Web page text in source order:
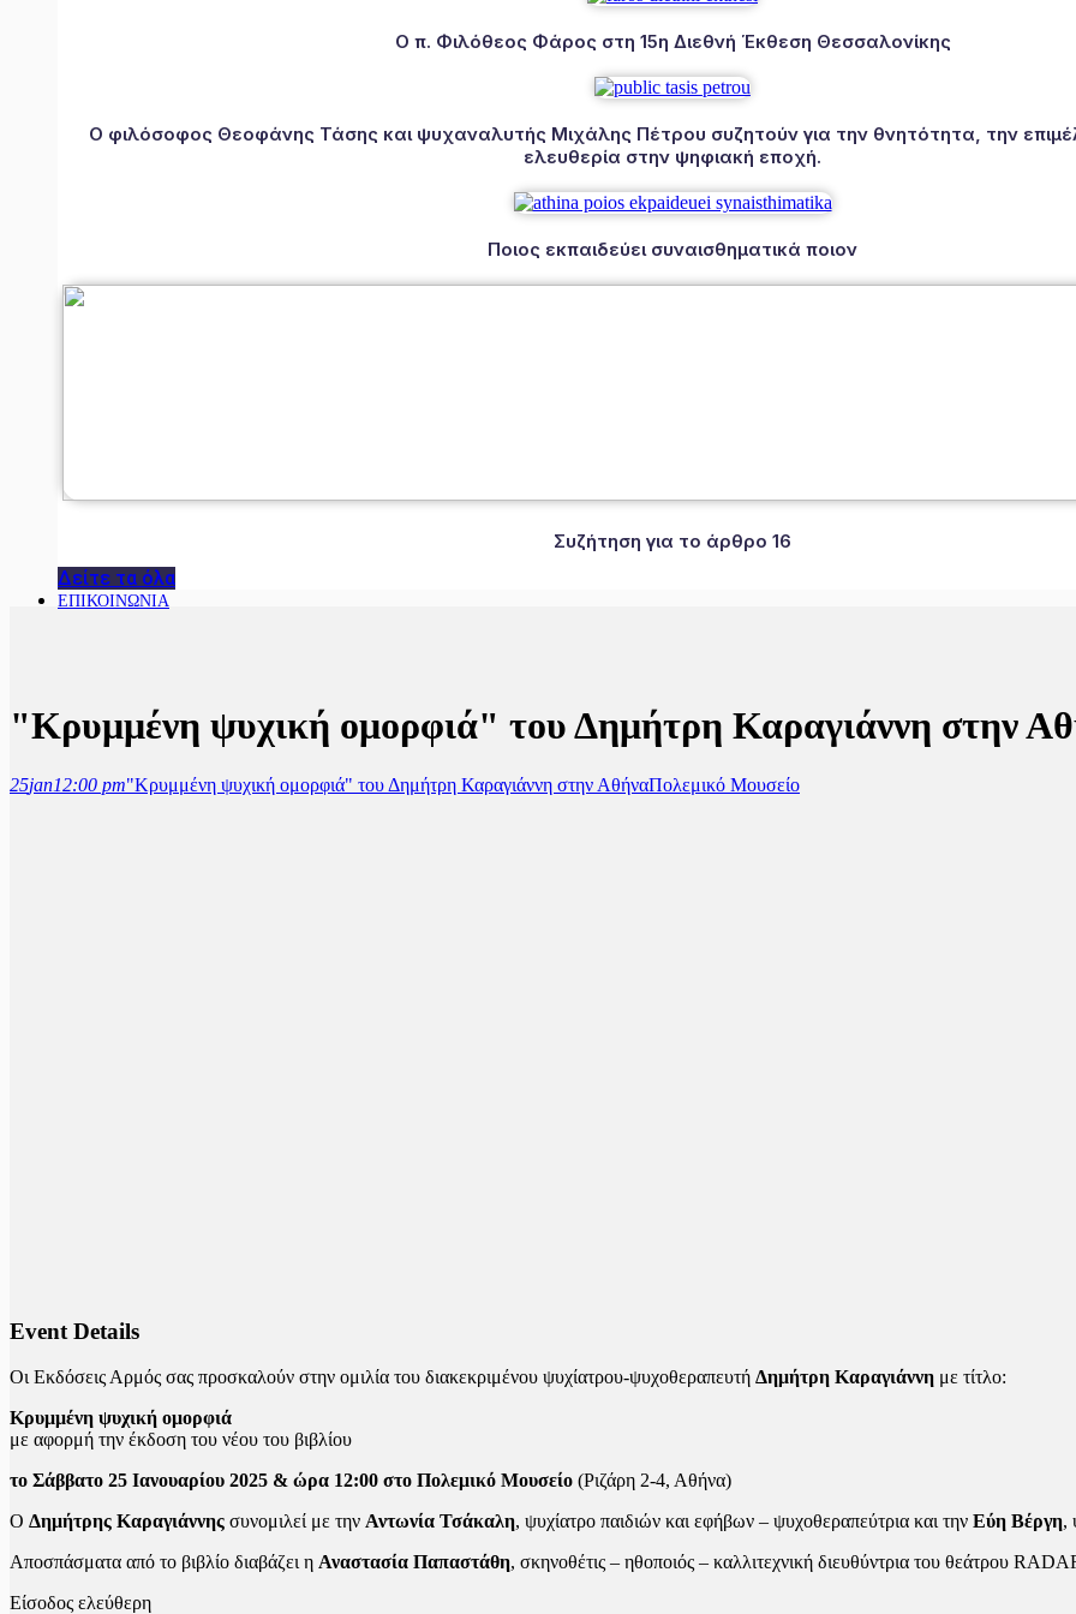
Ο π. Φιλόθεος Φάρος στη 15η Διεθνή Έκθεση Θεσσαλονίκης
Ο φιλόσοφος Θεοφάνης Τάσης και ψυχαναλυτής Μιχάλης Πέτρου συζητούν για την θνητότητα, την
ελευθερία στην ψηφιακή εποχή.
Ποιος εκπαιδεύει συναισθηματικά ποιον
Συζήτηση για το άρθρο 16
Δείτε τα όλα
ΕΠΙΚΟΙΝΩΝΙΑ
"Κρυμμένη ψυχική ομορφιά" του Δημήτρη Καραγιάννη στην
25jan12:00 pm"Κρυμμένη ψυχική ομορφιά" του Δημήτρη Καραγιάννη στην ΑθήναΠολεμικό Μουσείο
Event Details
Οι Εκδόσεις Αρμός σας προσκαλούν στην ομιλία του διακεκριμένου ψυχίατρου-ψυχοθεραπευτή Δημήτρη Καραγιάννη με τίτλο:
Κρυμμένη ψυχική ομορφιά
με αφορμή την έκδοση του νέου του βιβλίου
το Σάββατο 25 Ιανουαρίου 2025 & ώρα 12:00 στο Πολεμικό Μουσείο (Ριζάρη 2-4, Αθήνα)
Ο Δημήτρης Καραγιάννης συνομιλεί με την Αντωνία Τσάκαλη, ψυχίατρο παιδιών και εφήβων – ψυχοθεραπεύτρια και την Εύη Βέργη,
Αποσπάσματα από το βιβλίο διαβάζει η Αναστασία Παπαστάθη, σκηνοθέτις – ηθοποιός – καλλιτεχνική διευθύντρια του θεάτρου
Είσοδος ελεύθερη